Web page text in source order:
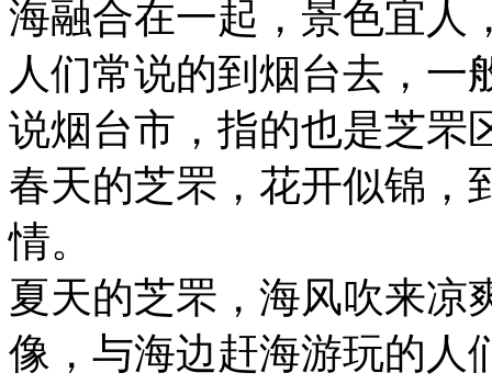
海融合在一起，景色宜人
人们常说的到烟台去，一
说烟台市，指的也是芝罘
春天的芝罘，花开似锦，
情。
夏天的芝罘，海风吹来凉
像，与海边赶海游玩的人